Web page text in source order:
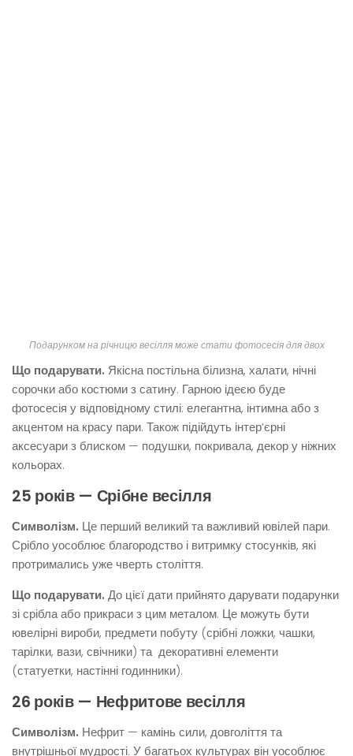
Подарунком на річницю весілля може стати фотосесія для двох
Що подарувати. Якісна постільна білизна, халати, нічні
сорочки або костюми з сатину. Гарною ідеєю буде
фотосесія у відповідному стилі: елегантна, інтимна або з
акцентом на красу пари. Також підійдуть інтер’єрні
аксесуари з блиском — подушки, покривала, декор у ніжних
кольорах.
25 років — Срібне весілля
Символізм. Це перший великий та важливий ювілей пари.
Срібло уособлює благородство і витримку стосунків, які
протримались уже чверть століття.
Що подарувати. До цієї дати прийнято дарувати подарунки
зі срібла або прикраси з цим металом. Це можуть бути
ювелірні вироби, предмети побуту (срібні ложки, чашки,
тарілки, вази, свічники) та декоративні елементи
(статуетки, настінні годинники).
26 років — Нефритове весілля
Символізм. Нефрит — камінь сили, довголіття та
внутрішньої мудрості. У багатьох культурах він уособлює